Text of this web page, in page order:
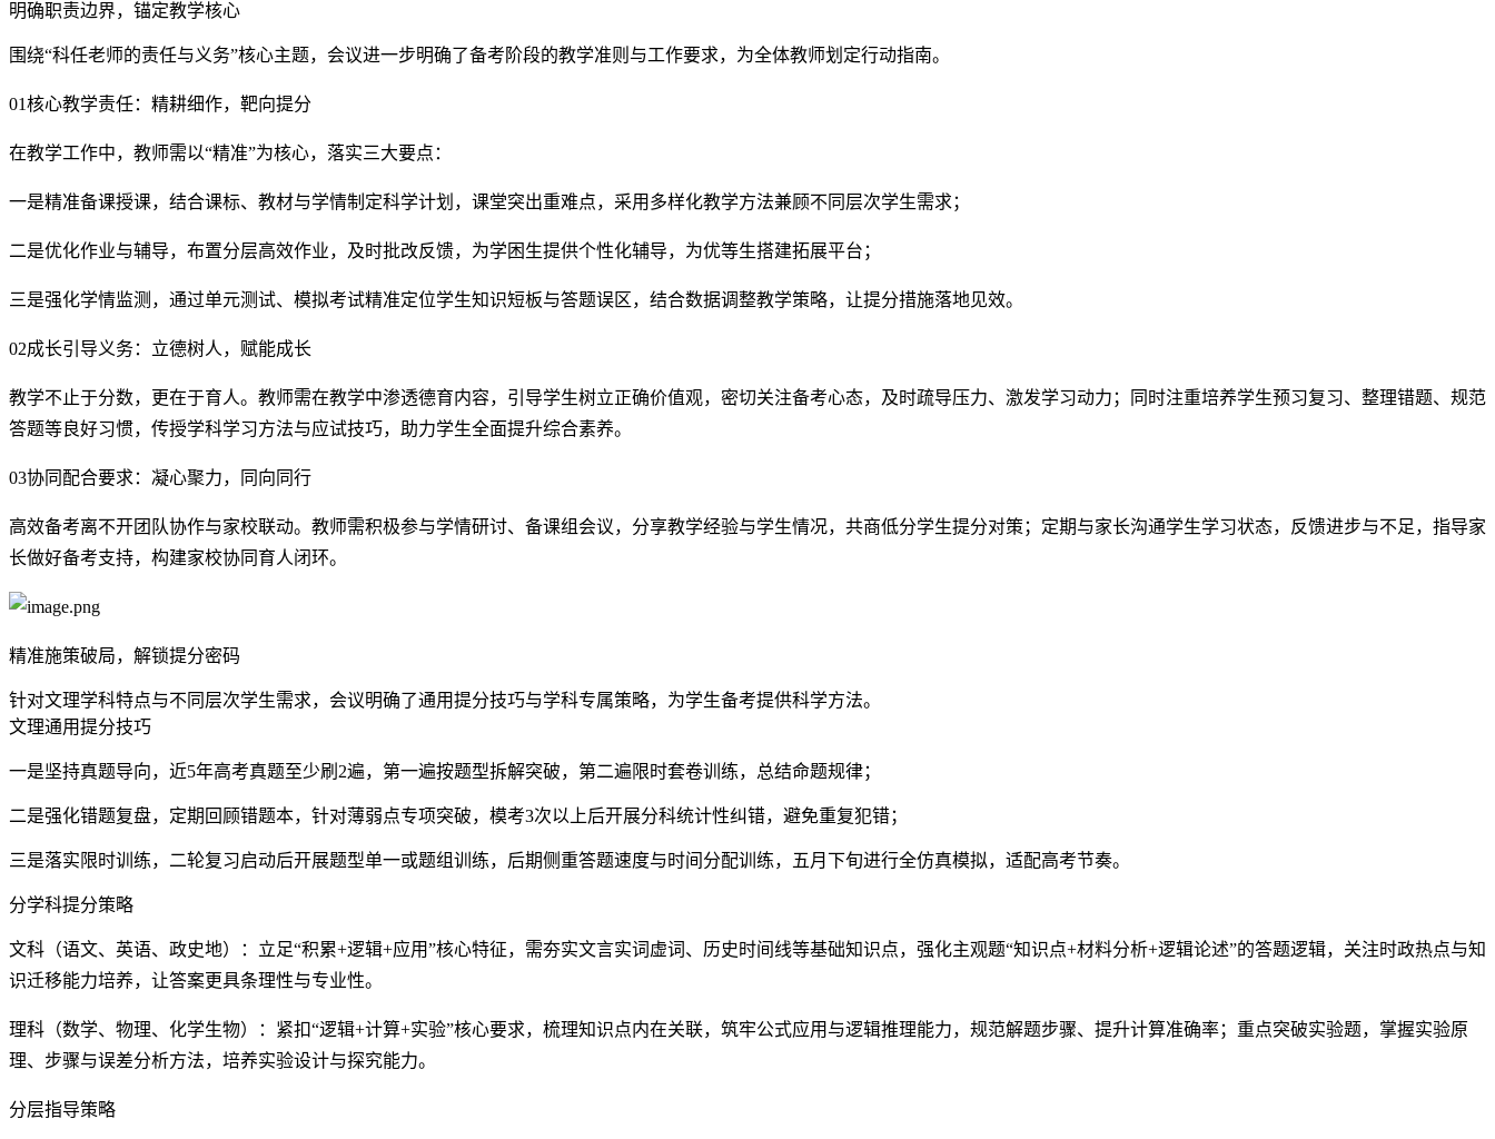
明确职责边界，锚定教学核心
围绕“科任老师的责任与义务”核心主题，会议进一步明确了备考阶段的教学准则与工作要求，为全体教师划定行动指南。
01核心教学责任： 精耕细作，靶向提分
在教学工作中，教师需以“精准”为核心，落实三大要点：
一是精准备课授课，结合课标、教材与学情制定科学计划，课堂突出重难点，采用多样化教学方法兼顾不同层次学生需求；
二是优化作业与辅导，布置分层高效作业，及时批改反馈，为学困生提供个性化辅导，为优等生搭建拓展平台；
三是强化学情监测，通过单元测试、模拟考试精准定位学生知识短板与答题误区，结合数据调整教学策略，让提分措施落地见效。
02成长引导义务： 立德树人，赋能成长
教学不止于分数，更在于育人。教师需在教学中渗透德育内容，引导学生树立正确价值观，密切关注备考心态，及时疏导压力、激发学习动力；同时注重培养学生预习复习、整理错题、规范
答题等良好习惯，传授学科学习方法与应试技巧，助力学生全面提升综合素养。
03协同配合要求： 凝心聚力，同向同行
高效备考离不开团队协作与家校联动。教师需积极参与学情研讨、备课组会议，分享教学经验与学生情况，共商低分学生提分对策；定期与家长沟通学生学习状态，反馈进步与不足，指导家
长做好备考支持，构建家校协同育人闭环。
精准施策破局，解锁提分密码
针对文理学科特点与不同层次学生需求，会议明确了通用提分技巧与学科专属策略，为学生备考提供科学方法。
文理通用提分技巧
一是坚持真题导向，近5年高考真题至少刷2遍，第一遍按题型拆解突破，第二遍限时套卷训练，总结命题规律；
二是强化错题复盘，定期回顾错题本，针对薄弱点专项突破，模考3次以上后开展分科统计性纠错，避免重复犯错；
三是落实限时训练，二轮复习启动后开展题型单一或题组训练，后期侧重答题速度与时间分配训练，五月下旬进行全仿真模拟，适配高考节奏。
分学科提分策略
文科（语文、英语、政史地）：立足“积累+逻辑+应用”核心特征，需夯实文言实词虚词、历史时间线等基础知识点，强化主观题“知识点+材料分析+逻辑论述”的答题逻辑，关注时政热点与知
识迁移能力培养，让答案更具条理性与专业性。
理科（数学、物理、化学生物）：紧扣“逻辑+计算+实验”核心要求，梳理知识点内在关联，筑牢公式应用与逻辑推理能力，规范解题步骤、提升计算准确率；重点突破实验题，掌握实验原
理、步骤与误差分析方法，培养实验设计与探究能力。
分层指导策略